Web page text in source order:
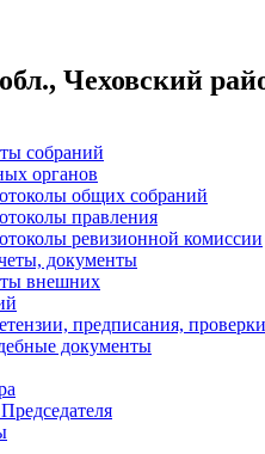
Чеховский
собраний
органов
общих собраний
правления
ревизионной комиссии
документы
внешних
предписания, проверки
документы